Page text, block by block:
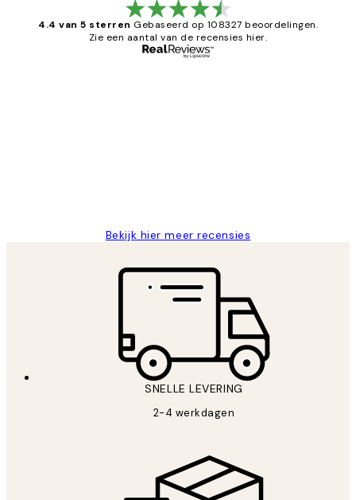
4.4 van 5 sterren Gebaseerd op 108327 beoordelingen.
Zie een aantal van de recensies hier.
Bekijk hier meer recensies
SNELLE LEVERING
2-4 werkdagen